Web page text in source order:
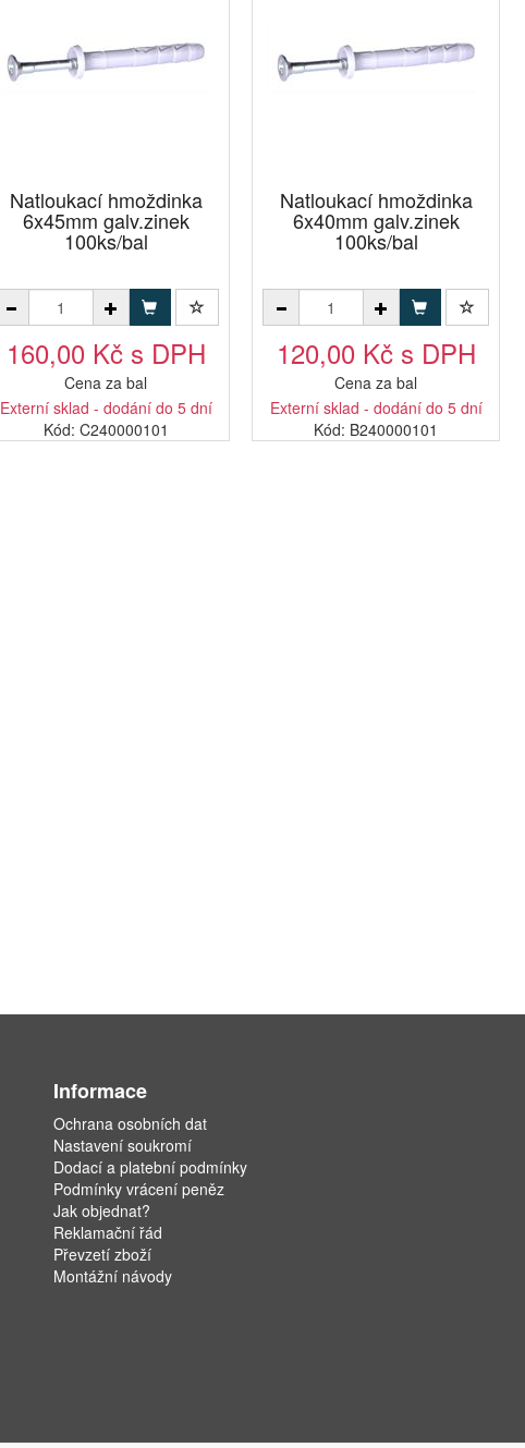
Natloukací hmoždinka
6x45mm galv.zinek
100ks/bal
160,00 Kč s DPH
Cena za bal
Externí sklad - dodání do 5 dní
Kód: C240000101
Natloukací hmoždinka
6x40mm galv.zinek
100ks/bal
120,00 Kč s DPH
Cena za bal
Externí sklad - dodání do 5 dní
Kód: B240000101
Informace
Ochrana osobních dat
Nastavení soukromí
Dodací a platební podmínky
Podmínky vrácení peněz
Jak objednat?
Reklamační řád
Převzetí zboží
Montážní návody